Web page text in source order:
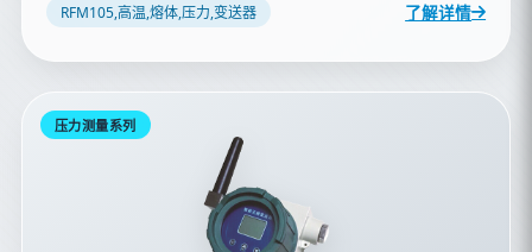
RFM105,高温,熔体,压力,变送器 了解详情
压力测量系列